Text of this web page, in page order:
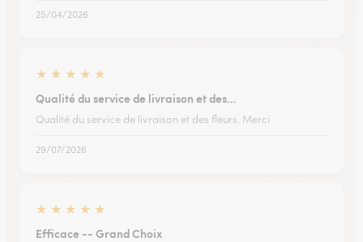
25/04/2026
★ ★ ★ ★ ★
Qualité du service de livraison et des…
Qualité du service de livraison et des fleurs. Merci
29/07/2026
★ ★ ★ ★ ★
Efficace -- Grand Choix